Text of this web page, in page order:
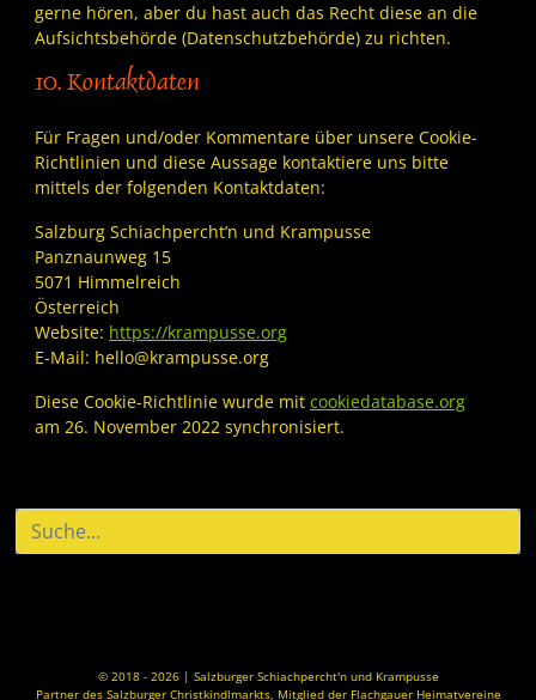
gerne hören, aber du hast auch das Recht diese an die
Aufsichtsbehörde (Datenschutzbehörde) zu richten.
10. Kontaktdaten
Für Fragen und/oder Kommentare über unsere Cookie-
Richtlinien und diese Aussage kontaktiere uns bitte
mittels der folgenden Kontaktdaten:
Salzburg Schiachpercht’n und Krampusse
Panznaunweg 15
5071 Himmelreich
Österreich
Website: https://krampusse.org
E-Mail: hello@krampusse.org
Diese Cookie-Richtlinie wurde mit cookiedatabase.org
am 26. November 2022 synchronisiert.
© 2018 - 2026 | Salzburger Schiachpercht'n und Krampusse
Partner des Salzburger Christkindlmarkts, Mitglied der Flachgauer Heimatvereine